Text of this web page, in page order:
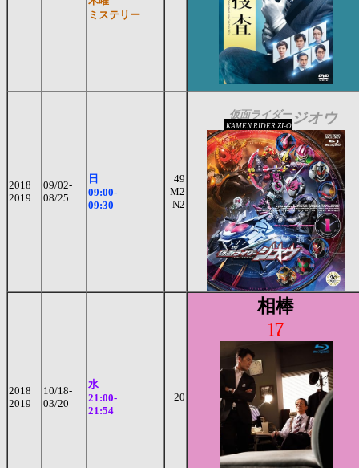
ミステリー
2018
2019
09/02-
08/25
日
09:00-
09:30
49
M2
N2
仮面ライダー
KAMEN RIDER ZI-Oジオウ
2018
2019
10/18-
03/20
水
21:00-
21:54
20
相棒
17